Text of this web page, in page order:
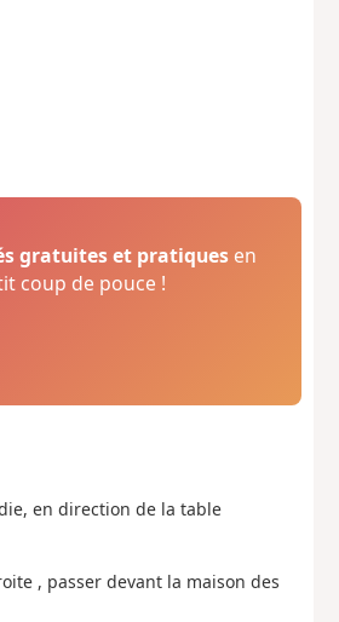
gratuites et pratiques en
coup de pouce !
en direction de la table
, passer devant la maison des